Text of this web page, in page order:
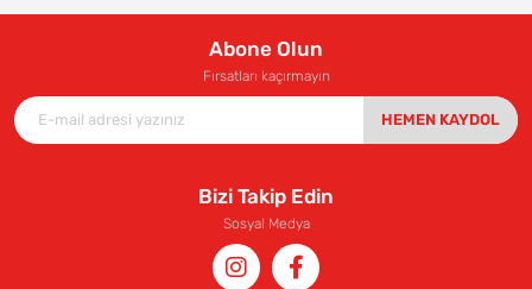
Abone Olun
Fırsatları kaçırmayın
HEMEN KAYDOL
Bizi Takip Edin
Sosyal Medya